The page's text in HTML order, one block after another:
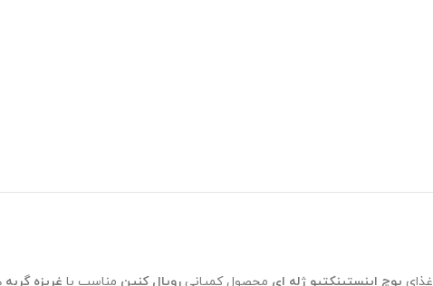
غذای پوچ اینستینکتیو ژله ای محصول کمپانی رویال کنین مناسب با غریزه گربه